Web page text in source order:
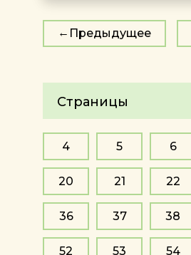
Предыдущее
Страницы
4 5 6
20 21 22
36 37 38
52 53 54